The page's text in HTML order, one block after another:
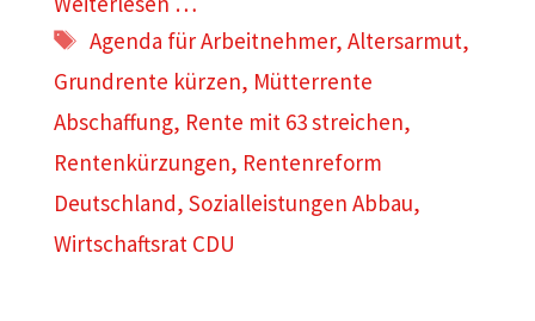
Schlagwörter
Agenda für Arbeitnehmer,Altersarmut,
Grundrente kürzen, Mütterrente
Abschaffung, Rente mit 63 streichen,
Rentenkürzungen, Rentenreform
Deutschland, Sozialleistungen Abbau,
Wirtschaftsrat CDU